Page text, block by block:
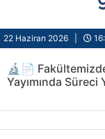
22 Haziran 2026 |
🔬📄
Yayımında